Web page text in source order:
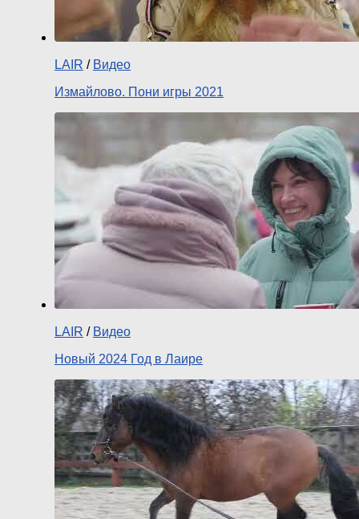
LAIR / Видео
Измайлово. Пони игры 2021
LAIR / Видео
Новый 2024 Год в Лаире